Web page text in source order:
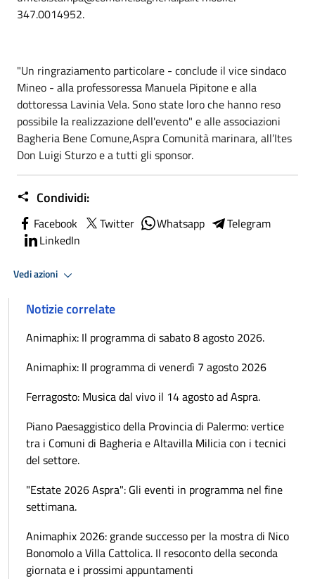
347.0014952.
"Un ringraziamento particolare - conclude il vice sindaco
Mineo - alla professoressa Manuela Pipitone e alla
dottoressa Lavinia Vela. Sono state loro che hanno reso
possibile la realizzazione dell'evento" e alle associazioni
Bagheria Bene Comune,Aspra Comunità marinara, all’Ites
Don Luigi Sturzo e a tutti gli sponsor.
Condividi:
Facebook Twitter Whatsapp
Telegram
LinkedIn
Vedi azioni
Notizie correlate
Animaphix: Il programma di sabato 8 agosto 2026.
Animaphix: Il programma di venerdì 7 agosto 2026
Ferragosto: Musica dal vivo il 14 agosto ad Aspra.
Piano Paesaggistico della Provincia di Palermo: vertice
tra i Comuni di Bagheria e Altavilla Milicia con i tecnici
del settore.
"Estate 2026 Aspra": Gli eventi in programma nel fine
settimana.
Animaphix 2026: grande successo per la mostra di Nico
Bonomolo a Villa Cattolica. Il resoconto della seconda
giornata e i prossimi appuntamenti